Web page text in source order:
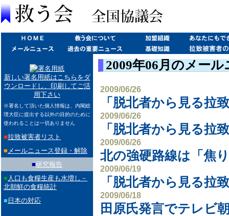
新しい署名用紙はこちらをダ
ウンロードし、印刷してご活
用下さい
※署名して頂いた個人情報は、内閣総
理大臣に提出する以外の目的のために
使われることは一切ありません
■拉致被害者リスト
■ メールニュース登録・解除
■研究報告
■ 人口も食糧生産も水増し－
北朝鮮の食糧統計
■ 日本の対応
2009年06月のメー
2009/06/26
「脱北者から見る拉
2009/06/26
「脱北者から見る拉
2009/06/26
北の強硬路線は「焦
2009/06/19
「脱北者から見る拉
2009/06/18
田原氏発言でテレビ